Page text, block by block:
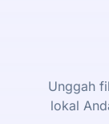
Unggah
lokal